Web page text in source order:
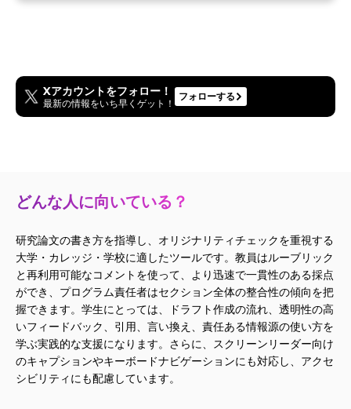
Xアカウントをフォロー！
最新の情報をいち早くゲット！
フォローする
どんな人に向いている？
研究論文の書き方を指導し、オリジナリティチェックを重視する
大学・カレッジ・学校に適したツールです。教員はルーブリック
と再利用可能なコメントを使って、より迅速で一貫性のある採点
ができ、プログラム責任者はセクション全体の整合性の傾向を把
握できます。学生にとっては、ドラフト作成の流れ、透明性の高
いフィードバック、引用、言い換え、責任ある情報源の使い方を
学ぶ実践的な支援になります。さらに、スクリーンリーダー向け
のキャプションやキーボードナビゲーションにも対応し、アクセ
シビリティにも配慮しています。